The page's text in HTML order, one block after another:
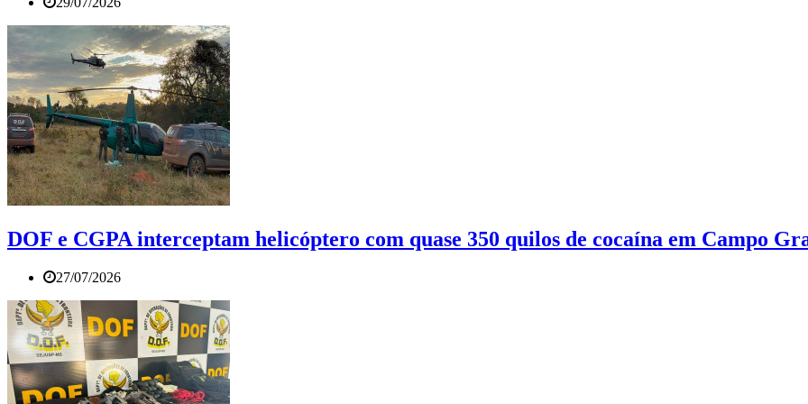
DOF e CGPA interceptam helicóptero com quase 350 quilos de cocaína em Campo
27/07/2026